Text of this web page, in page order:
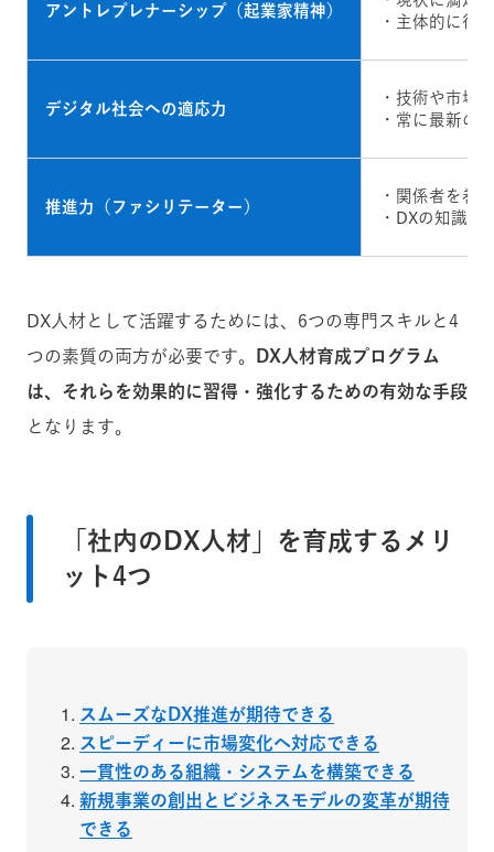
アントレプレナーシップ（起業家精神）
・主体的に行
デジタル社会への適応力
・技術や市場
・常に最新の
推進力（ファシリテーター）
・関係者を巻
・DXの知識
DX人材として活躍するためには、6つの専門スキルと4
つの素質の両方が必要です。
DX人材育成プログラム
は、それらを効果的に習得・強化するための有効な手段
となります。
「社内のDX人材」を育成するメリ
ット4つ
スムーズなDX推進が期待できる
スピーディーに市場変化へ対応できる
一貫性のある組織・システムを構築できる
新規事業の創出とビジネスモデルの変革が期待
できる